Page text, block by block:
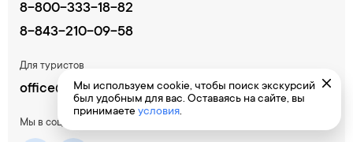
8-800-333-18-82
8-843-210-09-58
Для туристов
office@tur-region.ru
Мы в соцсетях:
Мы используем cookie, чтобы поиск экскурсий
был удобным для вас. Оставаясь на сайте, вы
принимаете условия.